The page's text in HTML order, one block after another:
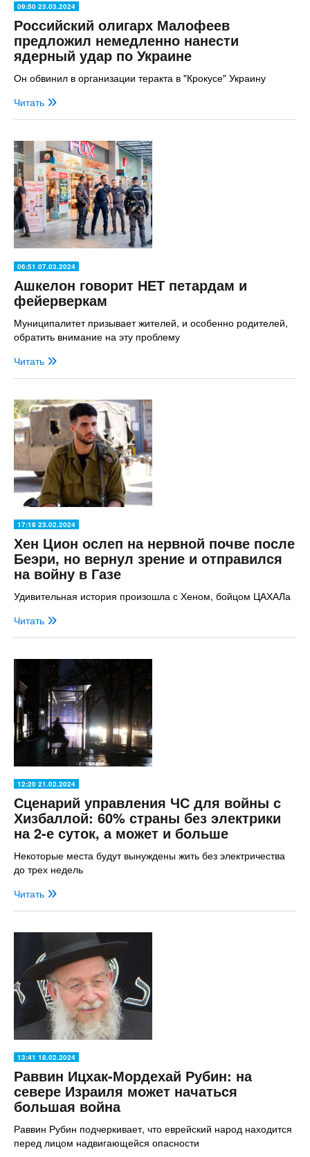
09:50 23.03.2024
Российский олигарх Малофеев
предложил немедленно нанести
ядерный удар по Украине
Он обвинил в организации теракта в "Крокусе" Украину
Читать
06:51 07.03.2024
Ашкелон говорит НЕТ петардам и
фейерверкам
Муниципалитет призывает жителей, и особенно родителей,
обратить внимание на эту проблему
Читать
17:18 23.02.2024
Хен Цион ослеп на нервной почве после
Беэри, но вернул зрение и отправился
на войну в Газе
Удивительная история произошла с Хеном, бойцом ЦАХАЛа
Читать
12:20 21.02.2024
Сценарий управления ЧС для войны с
Хизбаллой: 60% страны без электрики
на 2-е суток, а может и больше
Некоторые места будут вынуждены жить без электричества
до трех недель
Читать
13:41 18.02.2024
Раввин Ицхак-Мордехай Рубин: на
севере Израиля может начаться
большая война
Раввин Рубин подчеркивает, что еврейский народ находится
перед лицом надвигающейся опасности